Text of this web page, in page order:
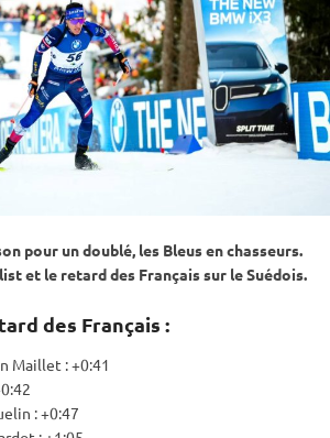
pour un doublé, les Bleus en chasseurs.
et le retard des Français sur le Suédois.
des Français :
Maillet : +0:41
: +0:47